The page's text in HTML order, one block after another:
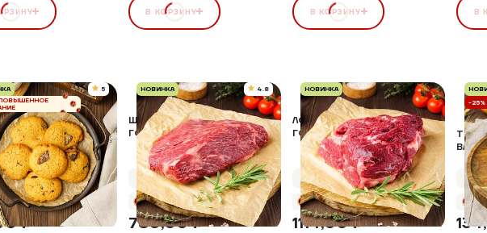
В КОРЗИНУ В КОРЗИНУ В
ПОВЫШЕННОЕ
5
«КОКОС С
ШОКОЛАДОМ»
170 г
₽
НОВИНКА 4.8
ШЕЯ ИЗ МРАМОРНОЙ
ГОВЯДИНЫ Б/К
Упаковка 600 г
+39 бонусов
780,00 ₽
НОВИНКА
ЛОПАТКА ИЗ МРАМОРНОЙ
ГОВЯДИНЫ Б/К
Упаковка 600 г
+55 бонусов
1114,00 ₽
-